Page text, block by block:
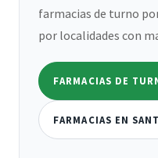
farmacias de turno
por localidades con
FARMACIAS DE
FARMACIAS EN